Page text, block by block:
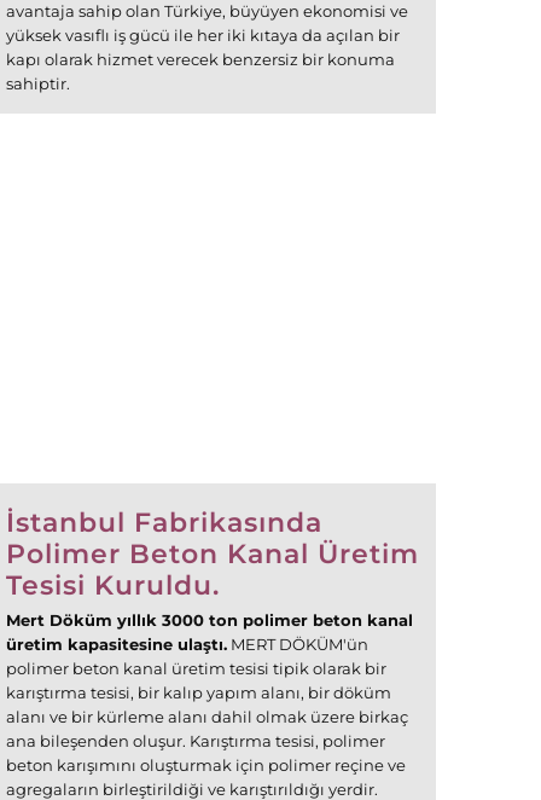
avantaja sahip olan Türkiye, büyüyen ekonomisi ve
yüksek vasıflı iş gücü ile her iki kıtaya da açılan bir
kapı olarak hizmet verecek benzersiz bir konuma
sahiptir.
İstanbul Fabrikasında
Polimer Beton Kanal Üretim
Tesisi Kuruldu.
Mert Döküm yıllık 3000 ton polimer beton kanal
üretim kapasitesine ulaştı. MERT DÖKÜM'ün
polimer beton kanal üretim tesisi tipik olarak bir
karıştırma tesisi, bir kalıp yapım alanı, bir döküm
alanı ve bir kürleme alanı dahil olmak üzere birkaç
ana bileşenden oluşur. Karıştırma tesisi, polimer
beton karışımını oluşturmak için polimer reçine ve
agregaların birleştirildiği ve karıştırıldığı yerdir.